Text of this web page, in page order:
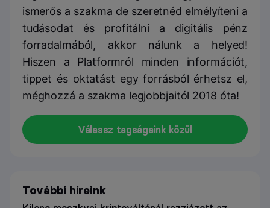
ismerős a szakma de szeretnéd elmélyíteni a
tudásodat és profitálni a digitális pénz
forradalmából, akkor nálunk a helyed!
Hiszen a Platformról minden információt,
tippet és oktatást egy forrásból érhetsz el,
méghozzá a szakma legjobbjaitól 2018 óta!
Válassz tagságaink közül
További híreink